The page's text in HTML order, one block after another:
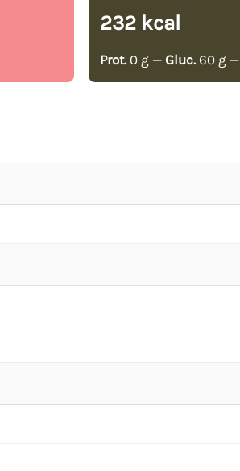
232 kcal
Prot. 0 g —Gluc. 60 g —